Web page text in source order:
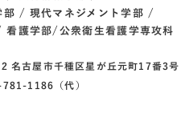
部
現代マネジメント学部
看護学部/公衆衛生看護学専攻科
名古屋市千種区星が丘元町17番3号
1186（代）